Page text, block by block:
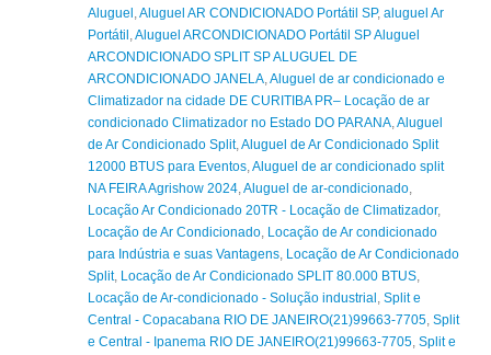
Aluguel
Aluguel AR CONDICIONADO Portátil SP, aluguel Ar
Portátil
Aluguel ARCONDICIONADO Portátil SP Aluguel
ARCONDICIONADO SPLIT SP ALUGUEL DE
ARCONDICIONADO JANELA Aluguel de ar condicionado e
Climatizador na cidade DE CURITIBA PR– Locação de ar
condicionado Climatizador no Estado DO PARANA Aluguel
de Ar Condicionado Split, Aluguel de Ar Condicionado Split
12000 BTUS para Eventos Aluguel de ar condicionado split
NA FEIRA Agrishow 2024 Aluguel de ar-condicionado
Locação Ar Condicionado 20TR - Locação de Climatizador,
Locação de Ar Condicionado
Locação de Ar condicionado
para Indústria e suas Vantagens
Locação de Ar Condicionado
Split, Locação de Ar Condicionado SPLIT 80.000 BTUS
Locação de Ar-condicionado - Solução industrial
Split e
Central - Copacabana RIO DE JANEIRO(21)99663-7705 Split
e Central - Ipanema RIO DE JANEIRO(21)99663-7705 Split e